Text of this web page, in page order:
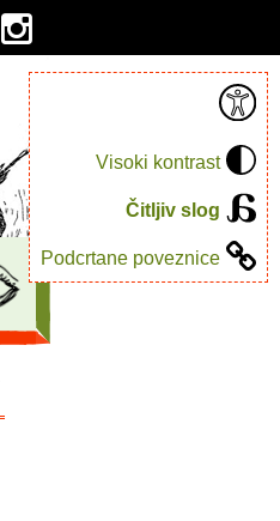
Visoki kontrast
Čitljiv slog
Podcrtane poveznice